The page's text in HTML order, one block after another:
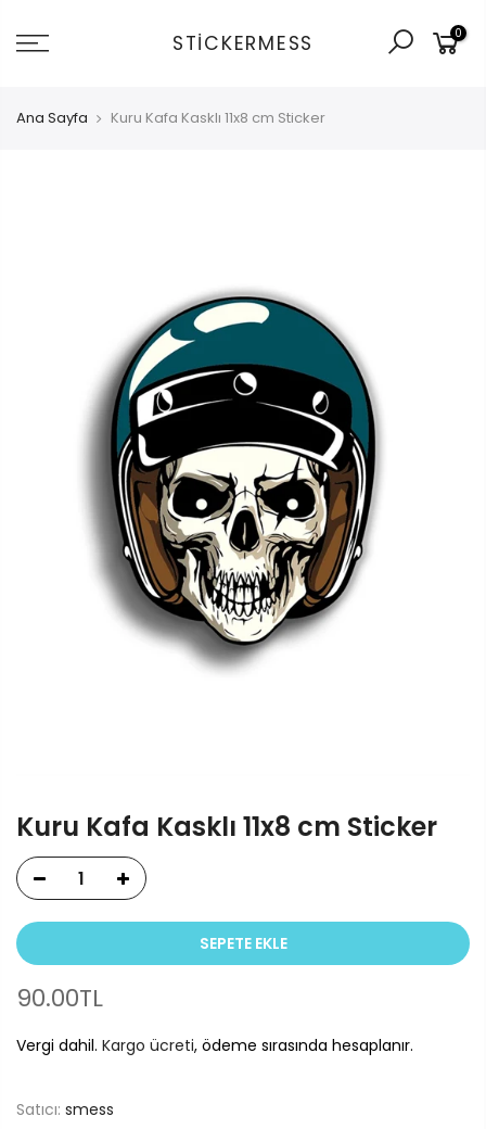
git
STICKERMESS 0
Ana Sayfa Kuru Kafa Kasklı 11x8 cm Sticker
Kuru Kafa Kasklı 11x8 cm Sticker
SEPETE EKLE
90.00TL
Vergi dahil. Kargo ücreti, ödeme sırasında hesaplanır.
Satıcı: smess